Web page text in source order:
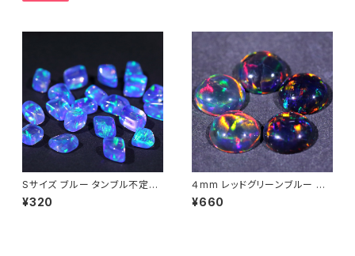
Sサイズ ブルー タンブル不定形
人工オパール1個 - 耐熱ガラス /
ボロシリケイトガラス（COE33）
¥320
４mm レッドグリーンブルー ラ
ウンド円形 人工オパール1個 -
耐熱ガラス / ボロシリケイトガラ
¥660